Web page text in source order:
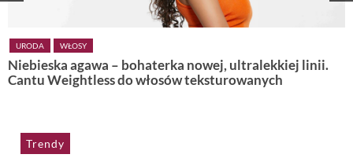
URODA WŁOSY
Niebieska agawa – bohaterka nowej, ultralekkiej linii.
Cantu Weightless do włosów teksturowanych
Trendy